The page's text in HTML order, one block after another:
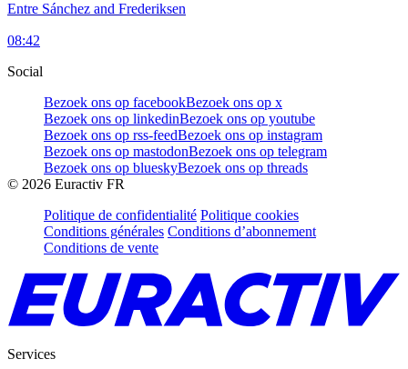
Entre Sánchez and Frederiksen
08:42
Social
Bezoek ons op facebookBezoek ons op x
Bezoek ons op linkedinBezoek ons op youtube
Bezoek ons op rss-feedBezoek ons op instagram
Bezoek ons op mastodonBezoek ons op telegram
Bezoek ons op blueskyBezoek ons op threads
© 2026 Euractiv FR
Politique de confidentialité Politique cookies
Conditions générales Conditions d’abonnement
Conditions de vente
Services